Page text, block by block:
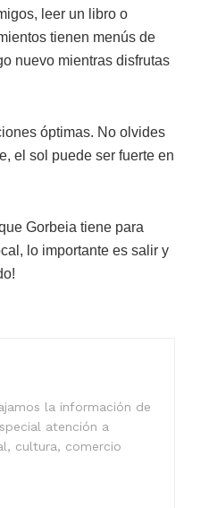
leer un libro o
tienen menús de
nuevo mientras disfrutas
óptimas. No olvides
el sol puede ser fuerte en
Gorbeia tiene para
lo importante es salir y
la información de
atención a
cultura, comercio